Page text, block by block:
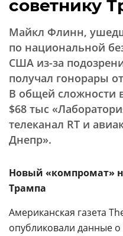
советнику
Майкл Флинн,
по национальной
США из-за
получал гонорары
В общей сложности
$68 тыс
телеканал RT и
Днепр».
Новый «компромат»
Трампа
Американская газета
опубликовали данные о